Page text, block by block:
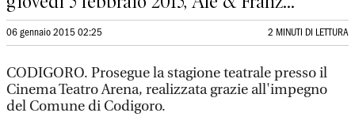
06 gennaio 2015 02:25 2 MINUTI DI LETTURA
CODIGORO. Prosegue la stagione teatrale presso il
Cinema Teatro Arena, realizzata grazie all'impegno
del Comune di Codigoro.